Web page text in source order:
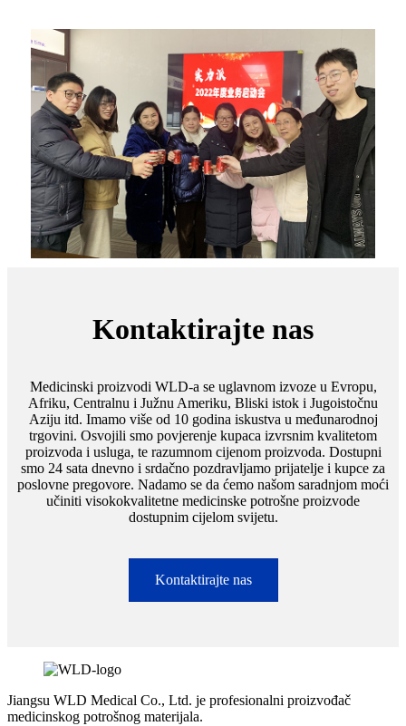
Kontaktirajte nas
Medicinski proizvodi WLD-a se uglavnom izvoze u Evropu,
Afriku, Centralnu i Južnu Ameriku, Bliski istok i Jugoistočnu
Aziju itd. Imamo više od 10 godina iskustva u međunarodnoj
trgovini. Osvojili smo povjerenje kupaca izvrsnim kvalitetom
proizvoda i usluga, te razumnom cijenom proizvoda. Dostupni
smo 24 sata dnevno i srdačno pozdravljamo prijatelje i kupce za
poslovne pregovore. Nadamo se da ćemo našom saradnjom moći
učiniti visokokvalitetne medicinske potrošne proizvode
dostupnim cijelom svijetu.
Kontaktirajte nas
Jiangsu WLD Medical Co., Ltd. je profesionalni proizvođač
medicinskog potrošnog materijala.